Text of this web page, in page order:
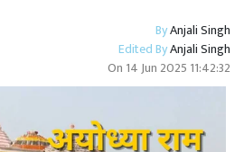
ByAnjali Singh
Edited ByAnjali Singh
On 14 Jun 2025 11:42:32